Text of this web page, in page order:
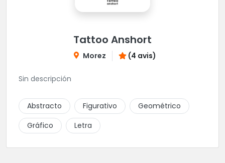
Tattoo Anshort
Morez (4 avis)
Sin descripción
Abstracto Figurativo
Geométrico
Gráfico
Letra